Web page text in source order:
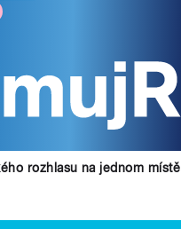
rozhlasu na jednom místě